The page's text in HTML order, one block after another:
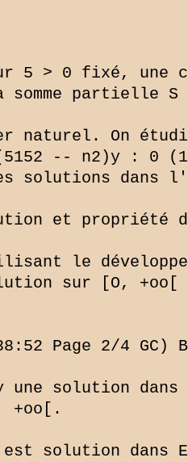
5 > 0 fixé, une
partielle
naturel. On
-- n2)y : 0
solutions dans
et propriété
le
sur [O, +oo[
Page 2/4 GC)
solution
+oo[.
est solution